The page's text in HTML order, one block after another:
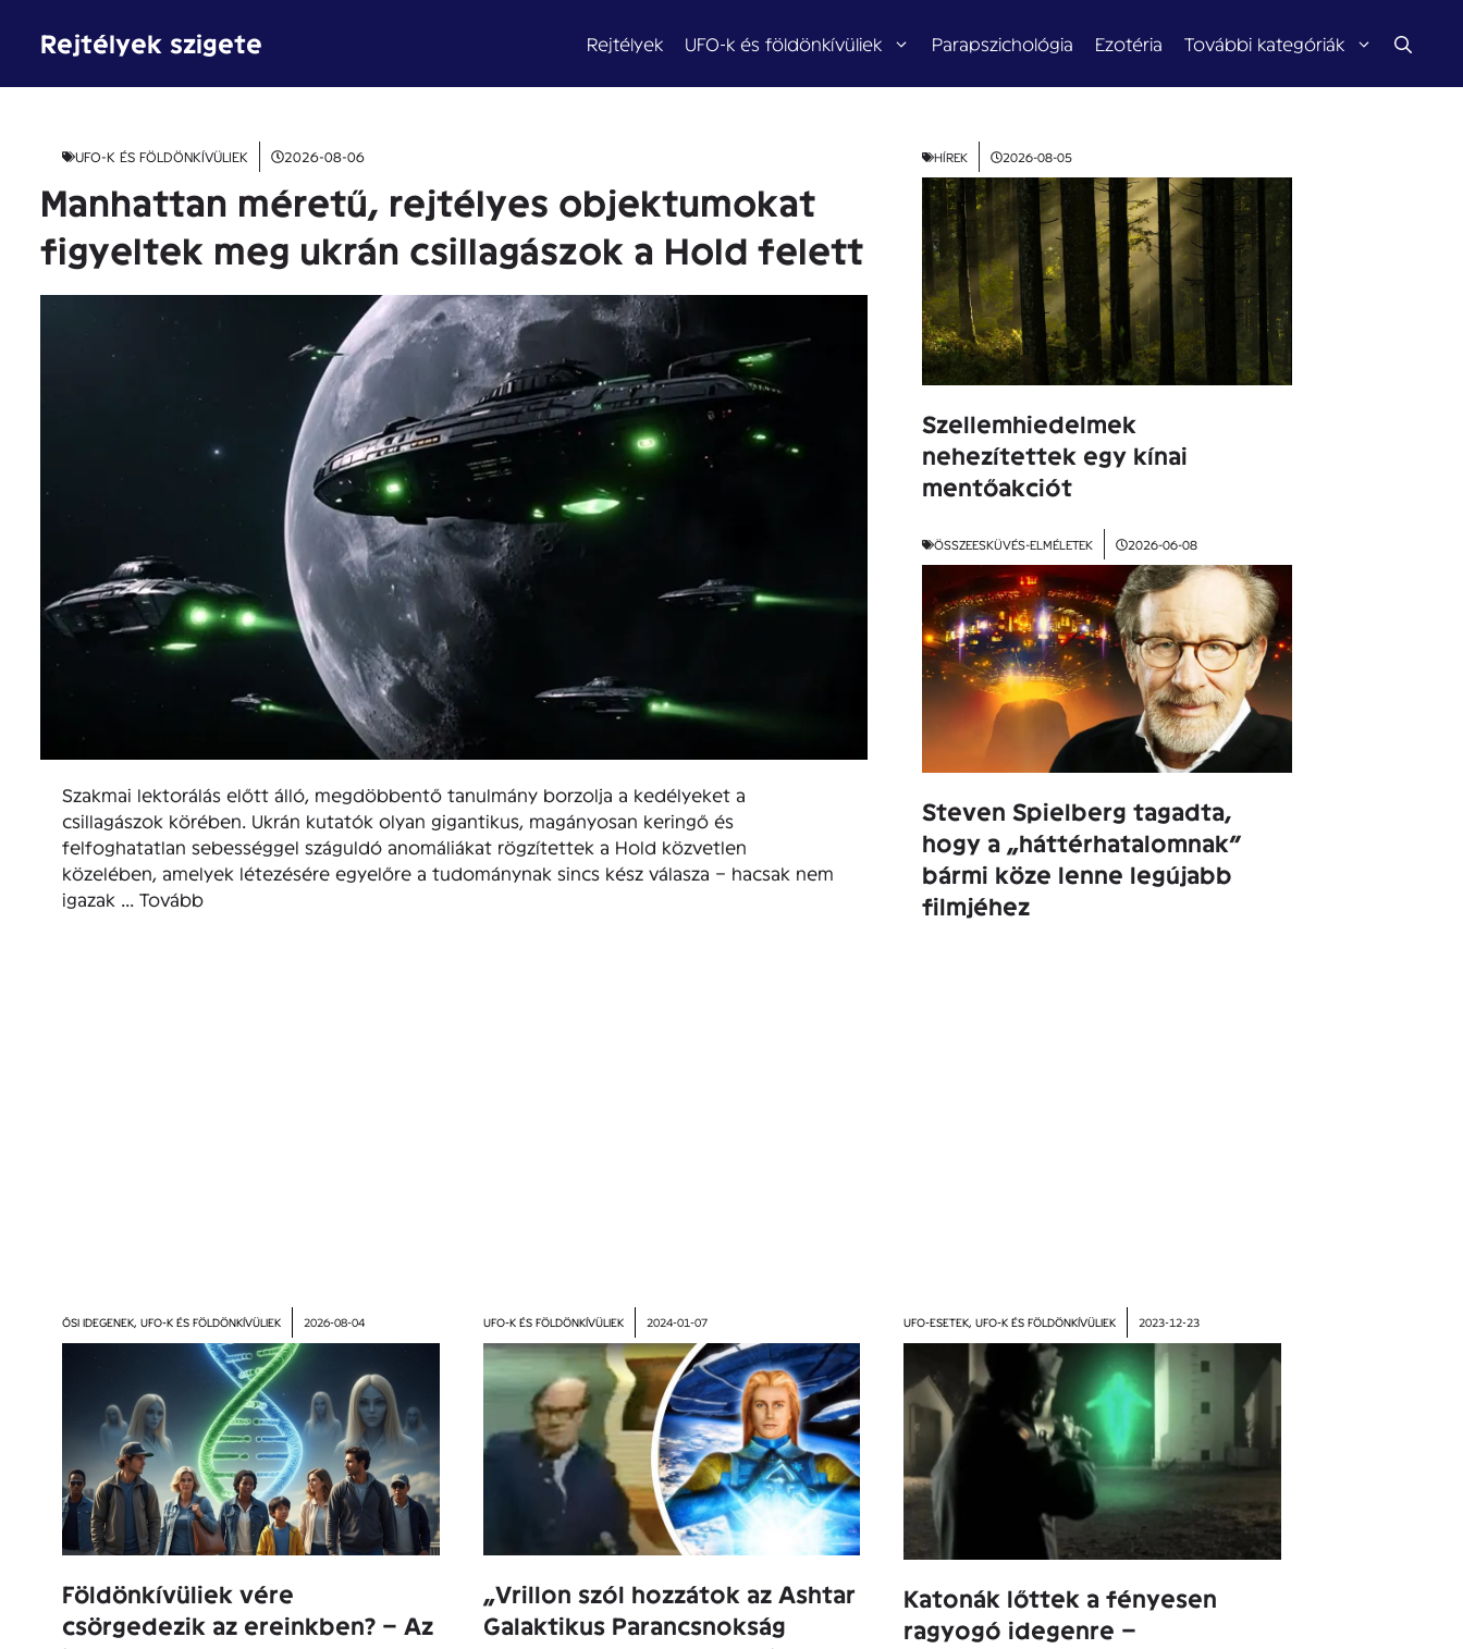
Rejtélyek szigete Rejtélyek UFO-k és földönkívüliek Parapszichológia Ezotéria További kategóriák
UFO-K ÉS FÖLDÖNKÍVÜLIEK 2026-08-06
Manhattan méretű, rejtélyes objektumokat
figyeltek meg ukrán csillagászok a Hold felett
Szakmai lektorálás előtt álló, megdöbbentő tanulmány borzolja a kedélyeket a
csillagászok körében. Ukrán kutatók olyan gigantikus, magányosan keringő és
felfoghatatlan sebességgel száguldó anomáliákat rögzítettek a Hold közvetlen
közelében, amelyek létezésére egyelőre a tudománynak sincs kész válasza – hacsak nem
igazak ... Tovább
HÍREK 2026-08-05
Szellemhiedelmek
nehezítettek egy kínai
mentőakciót
ÖSSZEESKÜVÉS-ELMÉLETEK 2026-06-08
Steven Spielberg tagadta,
hogy a „háttérhatalomnak”
bármi köze lenne legújabb
filmjéhez
ŐSI IDEGENEK, UFO-K ÉS FÖLDÖNKÍVÜLIEK 2026-08-04
Földönkívüliek vére
csörgedezik az ereinkben? – Az
UFO-K ÉS FÖLDÖNKÍVÜLIEK 2024-01-07
„Vrillon szól hozzátok az Ashtar
Galaktikus Parancsnokság
UFO-ESETEK,UFO-K ÉS FÖLDÖNKÍVÜLIEK 2023-12-23
Katonák lőttek a fényesen
ragyogó idegenre –